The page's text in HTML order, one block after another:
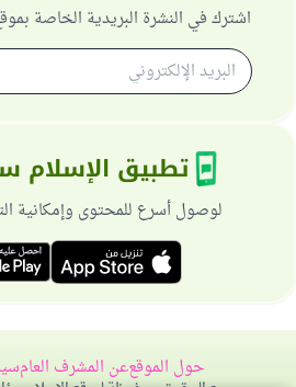
اشترك في النشرة البريدية الخاصة
تطبيق الإسلام
لوصول أسرع للمحتوى وإمكانية
حول الموقععن المشرف العام